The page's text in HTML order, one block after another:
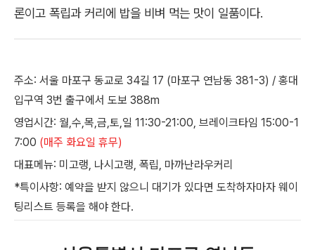
론이고 폭립과 커리에 밥을 비벼 먹는 맛이 일품이다.
주소: 서울 마포구 동교로 34길 17 (마포구 연남동 381-3) / 홍대
입구역 3번 출구에서 도보 388m
영업시간: 월,수,목,금,토,일 11:30-21:00, 브레이크타임 15:00-1
7:00 (매주 화요일 휴무)
대표메뉴: 미고랭, 나시고랭, 폭립, 마까난라우커리
*특이사항: 예약을 받지 않으니 대기가 있다면 도착하자마자 웨이
팅리스트 등록을 해야 한다.